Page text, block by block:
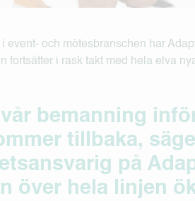
event- och mötesbranschen har
fortsätter i rask takt med hela elva
bemanning
tillbaka,
på
över hela linjen